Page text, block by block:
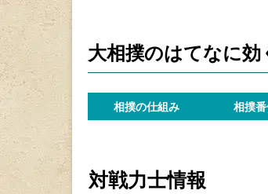
大相撲のはてなに効
相撲の仕組み 相撲
対戦力士情報